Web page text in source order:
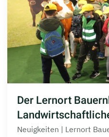
Der Lernort
Neuigkeiten | Lernort